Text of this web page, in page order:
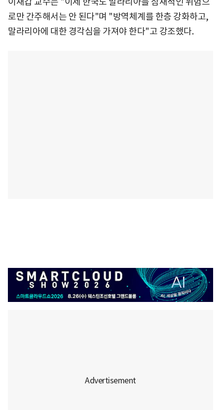
로만 간주해서는 안 된다"며 "방역체계를 한층 강화하고,
말라리아에 대한 경각심을 가져야 한다"고 강조했다.